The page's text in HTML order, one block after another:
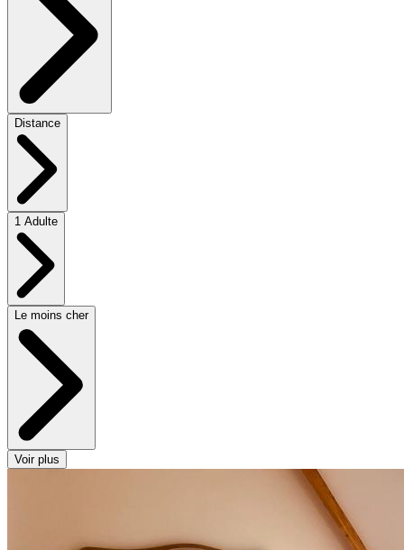
Distance
1 Adulte
Le moins cher
Voir plus